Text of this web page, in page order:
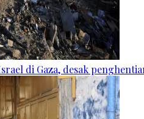
di Gaza, desak